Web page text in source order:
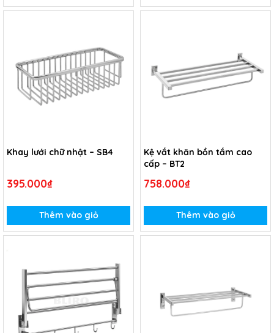
Khay lưới chữ nhật – SB4
395.000₫
Thêm vào giỏ
Kệ vắt khăn bồn tắm cao
cấp – BT2
758.000₫
Thêm vào giỏ